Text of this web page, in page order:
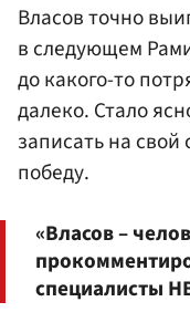
Власов точно
в следующем
до какого-то
далеко. Стало
записать на
победу.
«Власов –
специалисты